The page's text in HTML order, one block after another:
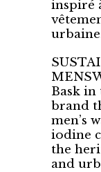
inspiré
Bask in
brand
men’s
iodine
the
and